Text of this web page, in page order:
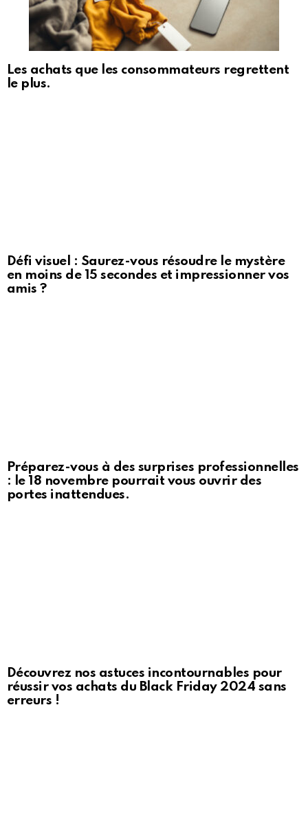
Les achats que les consommateurs regrettent
le plus.
Défi visuel : Saurez-vous résoudre le mystère
en moins de 15 secondes et impressionner vos
amis ?
Préparez-vous à des surprises professionnelles
: le 18 novembre pourrait vous ouvrir des
portes inattendues.
Découvrez nos astuces incontournables pour
réussir vos achats du Black Friday 2024 sans
erreurs !